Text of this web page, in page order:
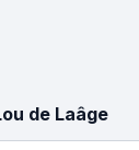
de Laâge